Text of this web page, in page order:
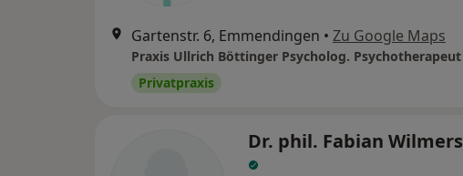
Gartenstr. 6, Emmendingen • Zu Google Maps
Praxis Ullrich Böttinger Psycholog. Psychotherapeut
Privatpraxis
Dr. phil. Fabian Wilmers